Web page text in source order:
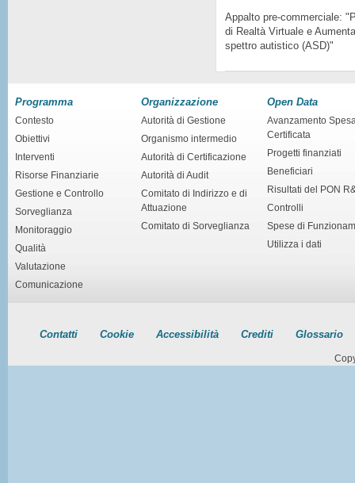
Appalto pre-commerciale:
di Realtà Virtuale e
spettro autistico (ASD)"
Programma
Contesto
Obiettivi
Interventi
Risorse Finanziarie
Gestione e Controllo
Sorveglianza
Monitoraggio
Qualità
Valutazione
Comunicazione
Organizzazione
Autorità di Gestione
Organismo intermedio
Autorità di Certificazione
Autorità di Audit
Comitato di Indirizzo e di
Attuazione
Comitato di Sorveglianza
Open Data
Avanzamento
Certificata
Progetti finanziati
Beneficiari
Risultati del PON
Controlli
Spese di
Utilizza i dati
Contatti Cookie Accessibilità Crediti Glossario